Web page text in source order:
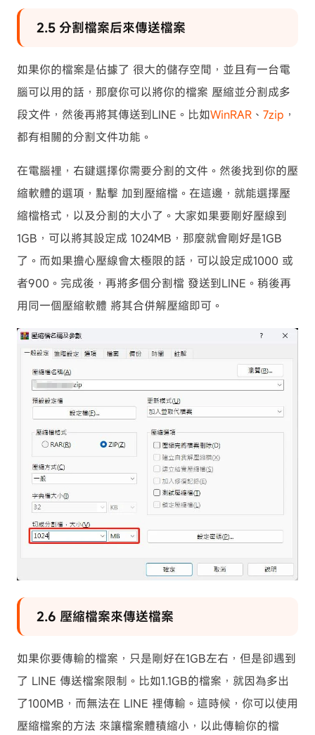
2.5 分割檔案后來傳送檔案
如果你的檔案是佔據了 很大的儲存空間，並且有一台電
腦可以用的話，那麼你可以將你的檔案 壓縮並分割成多
段文件，然後再將其傳送到LINE。比如WinRAR 、 7zip ，
都有相關的分割文件功能。
在電腦裡，右鍵選擇你需要分割的文件。然後找到你的壓
縮軟體的選項，點擊 加到壓縮檔。在這邊，就能選擇壓
縮檔格式，以及分割的大小了。大家如果要剛好壓線到
1GB，可以將其設定成 1024MB，那麼就會剛好是1GB
了。而如果擔心壓線會太極限的話，可以設定成1000 或
者900。完成後，再將多個分割檔 發送到LINE。稍後再
用同一個壓縮軟體 將其合併解壓縮即可。
2.6 壓縮檔案來傳送檔案
如果你要傳輸的檔案，只是剛好在1GB左右，但是卻遇到
了 LINE 傳送檔案限制。比如1.1GB的檔案，就因為多出
了100MB，而無法在 LINE 裡傳輸。這時候，你可以使用
壓縮檔案的方法 來讓檔案體積縮小，以此傳輸你的檔